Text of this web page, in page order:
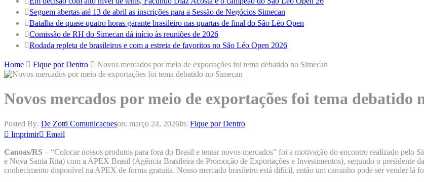
Seguem abertas até 13 de abril as inscrições para a Sessão de Negócios Simecan
Batalha de quase quatro horas garante brasileiro nas quartas de final do São Léo Open
Comissão de RH do Simecan dá início às reuniões de 2026
Rodada repleta de brasileiros e com a estreia de favoritos no São Léo Open 2026
Home Fique por Dentro Novos mercados por meio de exportações foi tema debatido no Simecan
Novos mercados por meio de exportações foi tema debatido
Posted By: De Zotti Comunicacoeson: março 24, 2026In: Fique por Dentro
Imprimir
Email
Canoas/RS – “Colocar nossos produtos para fora do Brasil e tentar novos mercados” foi a motivação do encontro realizado pelo
e Nova Santa Rita) com a APEX Brasil (Agência Brasileira de Promoção de Exportações e Investimentos), segundo o presidente
conhecimento disponível na APEX de forma gratuita. Nosso mercado brasileiro está difícil, então um caminho pode ser vender lá